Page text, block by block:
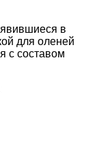
в
для оленей
с составом